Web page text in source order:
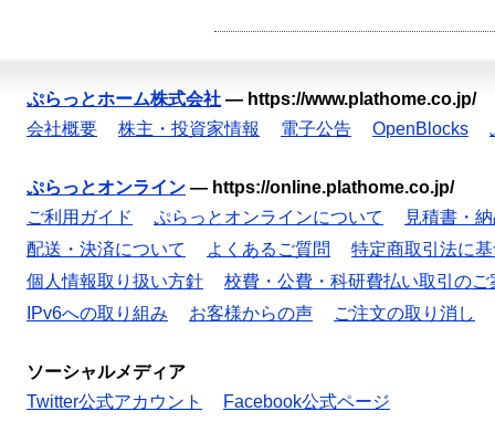
ぷらっとホーム株式会社 — https://www.plathome.co.jp/
会社概要
株主・投資家情報 電子公告 OpenBlocks
ぷらっとオンライン — https://online.plathome.co.jp/
ご利用ガイド
ぷらっとオンラインについて
見積書・
配送・決済について
よくあるご質問
特定商取引法に
個人情報取り扱い方針
校費・公費・科研費払い取引のご
IPv6への取り組み
お客様からの声 ご注文の取り消し
ソーシャルメディア
Twitter公式アカウント
Facebook公式ページ